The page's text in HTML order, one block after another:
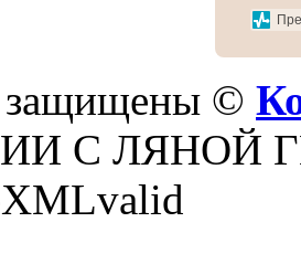
защищены ©
С ЛЯНОЙ